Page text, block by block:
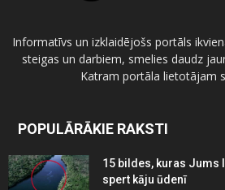
Informatīvs un izklaidējošs portāls
steigas un darbiem, smelies daudz
Katram portāla lietotājam
POPULĀRĀKIE RAKSTI
15 bildes, kuras Jums
spert kāju ūdenī